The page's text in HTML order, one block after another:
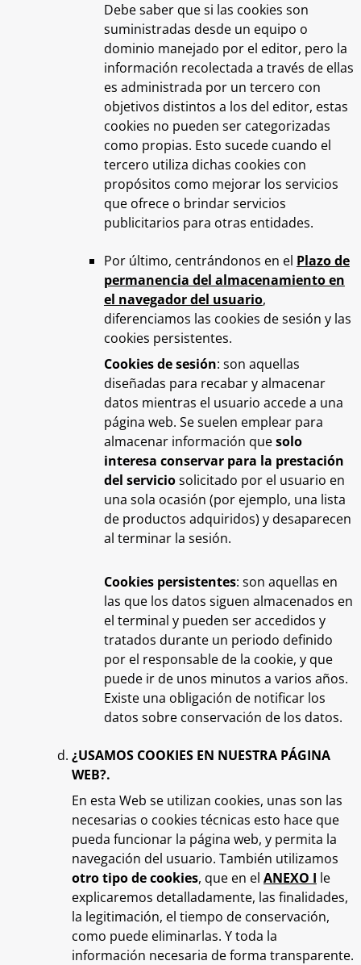
Debe saber que si las cookies son
suministradas desde un equipo o
dominio manejado por el editor, pero la
información recolectada a través de ellas
es administrada por un tercero con
objetivos distintos a los del editor, estas
cookies no pueden ser categorizadas
como propias. Esto sucede cuando el
tercero utiliza dichas cookies con
propósitos como mejorar los servicios
que ofrece o brindar servicios
publicitarios para otras entidades.
Por último, centrándonos en el Plazo de
permanencia del almacenamiento en
el navegador del usuario,
diferenciamos las cookies de sesión y las
cookies persistentes.
Cookies de sesión: son aquellas
diseñadas para recabar y almacenar
datos mientras el usuario accede a una
página web. Se suelen emplear para
almacenar información quesolo
interesa conservar para la prestación
del serviciosolicitado por el usuario en
una sola ocasión (por ejemplo, una lista
de productos adquiridos) y desaparecen
al terminar la sesión.
Cookies persistentes: son aquellas en
las que los datos siguen almacenados en
el terminal y pueden ser accedidos y
tratados durante un periodo definido
por el responsable de la cookie, y que
puede ir de unos minutos a varios años.
Existe una obligación de notificar los
datos sobre conservación de los datos.
¿USAMOS COOKIES EN NUESTRA PÁGINA
WEB?.
En esta Web se utilizan cookies, unas son las
necesarias o cookies técnicas esto hace que
pueda funcionar la página web, y permita la
navegación del usuario. También utilizamos
otro tipo de cookies, que en el ANEXO I le
explicaremos detalladamente, las finalidades,
la legitimación, el tiempo de conservación,
como puede eliminarlas. Y toda la
información necesaria de forma transparente.